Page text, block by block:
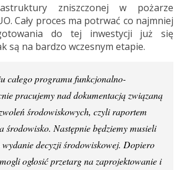
zniszczonej w pożarze
Cały proces ma potrwać co najmniej
do tej inwestycji już się
są na bardzo wczesnym etapie.
całego programu funkcjonalno-
pracujemy nad dokumentacją związaną
środowiskowych, czyli raportem
środowisko. Następnie będziemy musieli
wydanie decyzji środowiskowej. Dopiero
ogłosić przetarg na zaprojektowanie i